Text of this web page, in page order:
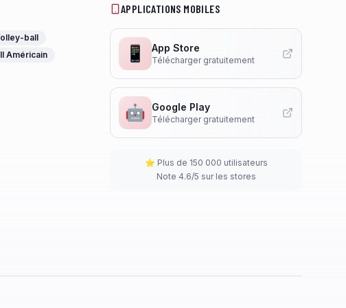
ball
Américain
APPLICATIONS MOBILES
📱 App Store
Télécharger gratuitement
🤖 Google Play
Télécharger gratuitement
⭐ Plus de 150 000 utilisateurs
Note 4.6/5 sur les stores